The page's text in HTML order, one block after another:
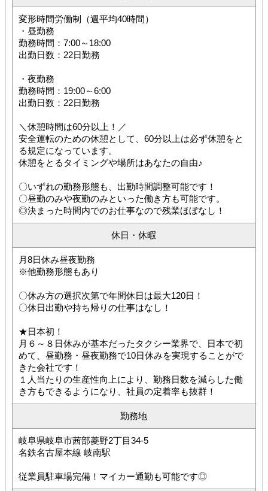
変形時間労働制（週平均40時間）
・昼勤務
勤務時間：7:00～18:00
出勤日数：22日勤務
・夜勤務
勤務時間：19:00～6:00
出勤日数：22日勤務
＼休憩時間は60分以上！／
安全運転のための休憩として、60分以上は必ず休憩をと
る規定になっています。
休憩をとるタイミングや場所はあなたの自由♪
〇いずれの勤務形態も、出勤時間調整可能です！
〇昼勤のみや夜勤のみといった働き方も可能です。
◎決まった時間内でのお仕事なので残業ほぼなし！
休日・休暇
月8日休み昼夜勤務
※他勤務形態もあり
〇休み方の選択次第で年間休日は最大120日！
〇休日出勤や持ち帰りの仕事はなし！
★日本初！
月６～８日休みが基本だったタクシー業界で、日本で初
めて、昼勤務・昼夜勤務で10日休みを実現することがで
きた会社です！
１人当たりの生産性向上により、勤務日数を減らした働
き方もできるようになり、社員の定着率も抜群！
勤務地
岐阜県岐阜市茜部菱野2丁目34-5
名鉄名古屋本線 岐南駅
従業員駐車場完備！マイカー通勤も可能です◎